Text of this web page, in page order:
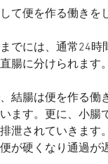
て便を作る働きを
でには、通常24
腸に分けられます。
結腸は便を作る
ます。更に、小
泄されていきま
が硬くなり通過が